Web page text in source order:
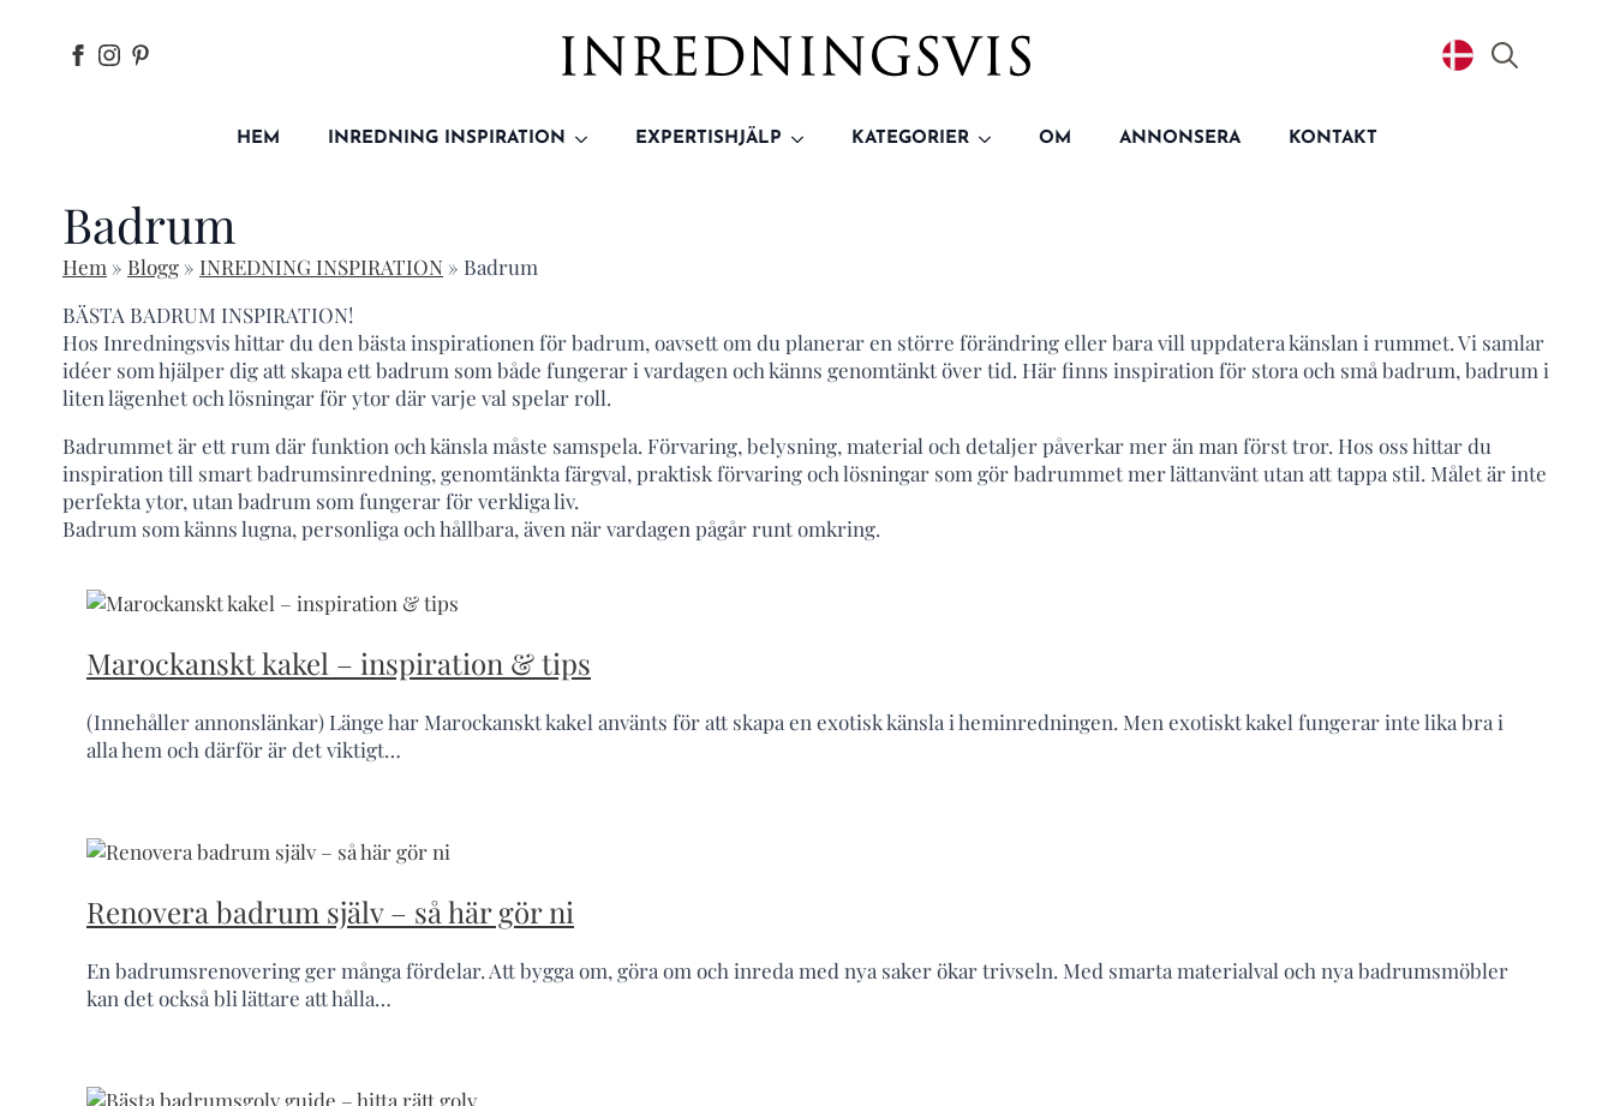
HEM INREDNING INSPIRATION EXPERTISHJÄLP KATEGORIER OM ANNONSERA KONTAKT
Badrum
Hem » Blogg » INREDNING INSPIRATION » Badrum
BÄSTA BADRUM INSPIRATION!
Hos Inredningsvis hittar du den bästa inspirationen för badrum, oavsett om du planerar en större förändring eller bara vill uppdatera känslan i rummet. Vi samlar
idéer som hjälper dig att skapa ett badrum som både fungerar i vardagen och känns genomtänkt över tid. Här finns inspiration för stora och små badrum, badrum i
liten lägenhet och lösningar för ytor där varje val spelar roll.
Badrummet är ett rum där funktion och känsla måste samspela. Förvaring, belysning, material och detaljer påverkar mer än man först tror. Hos oss hittar du
inspiration till smart badrumsinredning, genomtänkta färgval, praktisk förvaring och lösningar som gör badrummet mer lättanvänt utan att tappa stil. Målet är inte
perfekta ytor, utan badrum som fungerar för verkliga liv.
Badrum som känns lugna, personliga och hållbara, även när vardagen pågår runt omkring.
Marockanskt kakel – inspiration & tips
(Innehåller annonslänkar) Länge har Marockanskt kakel använts för att skapa en exotisk känsla i heminredningen. Men exotiskt kakel fungerar inte lika bra i
alla hem och därför är det viktigt…
Renovera badrum själv – så här gör ni
En badrumsrenovering ger många fördelar. Att bygga om, göra om och inreda med nya saker ökar trivseln. Med smarta materialval och nya badrumsmöbler
kan det också bli lättare att hålla…